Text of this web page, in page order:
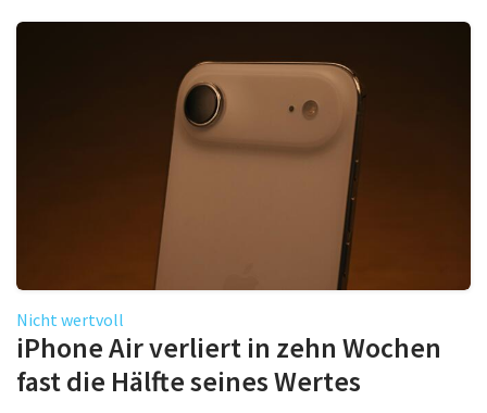
Nicht wertvoll
iPhone Air verliert in zehn Wochen
fast die Hälfte seines Wertes